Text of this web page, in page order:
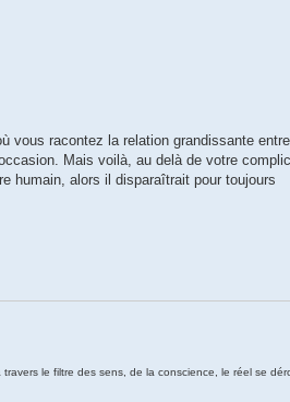
vous racontez la relation grandissante
Mais voilà, au delà de votre
humain, alors il disparaîtrait pour toujours
le filtre des sens, de la conscience, le réel se